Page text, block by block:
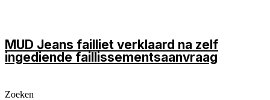
MUD Jeans failliet verklaard na zelf
ingediende faillissementsaanvraag
Zoeken